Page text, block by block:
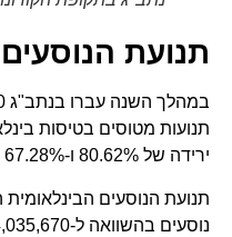
תנועת הנוסעים
תנועות מטוסים בטיסות
ירידה של 80.62% ו-67.28% בהתאמה.